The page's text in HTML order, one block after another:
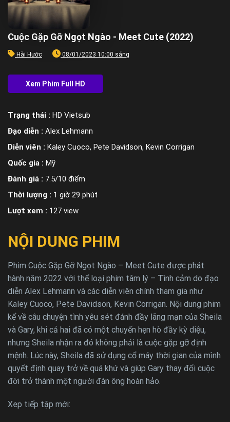
Cuộc Gặp Gỡ Ngọt Ngào - Meet Cute (2022)
Hài Hước 08/01/2023 10:00 sáng
Trạng thái : HD Vietsub
Đạo diễn : Alex Lehmann
Diễn viên : Kaley Cuoco, Pete Davidson, Kevin Corrigan
Quốc gia : Mỹ
Đánh giá : 7.5/10 điểm
Thời lượng : 1 giờ 29 phút
Lượt xem : 127 view
NỘI DUNG PHIM
Phim Cuộc Gặp Gỡ Ngọt Ngào – Meet Cute được phát
hành năm 2022 với thể loại phim tâm lý – Tình cảm do đạo
diễn Alex Lehmann và các diễn viên chính tham gia như
Kaley Cuoco, Pete Davidson, Kevin Corrigan. Nội dung phim
kể về câu chuyện tình yêu sét đánh đầy lãng mạn của Sheila
và Gary, khi cả hai đã có một chuyến hẹn hò đầy kỳ diệu,
nhưng Sheila nhận ra đó không phải là cuộc gặp gỡ định
mệnh. Lúc này, Sheila đã sử dụng cổ máy thời gian của mình
quyết định quay trở về quá khứ và giúp Gary thay đổi cuộc
đời trở thành một người đàn ông hoàn hảo.
Xep tiếp tập mới: